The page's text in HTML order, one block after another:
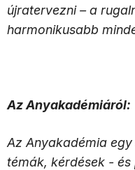
újratervezni – a
harmonikusabb
Az Anyakadémiáról:
Az Anyakadémia
témák, kérdések -